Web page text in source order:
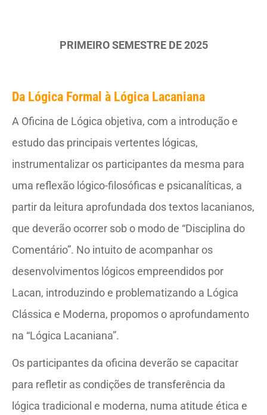
PRIMEIRO SEMESTRE DE 2025
Da Lógica Formal à Lógica Lacaniana
A Oficina de Lógica objetiva, com a introdução e
estudo das principais vertentes lógicas,
instrumentalizar os participantes da mesma para
uma reflexão lógico-filosóficas e psicanalíticas, a
partir da leitura aprofundada dos textos lacanianos,
que deverão ocorrer sob o modo de “Disciplina do
Comentário”. No intuito de acompanhar os
desenvolvimentos lógicos empreendidos por
Lacan, introduzindo e problematizando a Lógica
Clássica e Moderna, propomos o aprofundamento
na “Lógica Lacaniana”.
Os participantes da oficina deverão se capacitar
para refletir as condições de transferência da
lógica tradicional e moderna, numa atitude ética e